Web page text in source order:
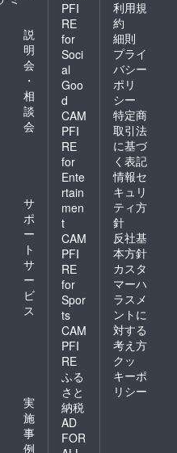
説
明
会
・
相
談
会
サ
ポ
ー
ト
サ
ー
ビ
ス
実
施
事
例
PFI
RE
for
Soci
al
Goo
d
CAM
PFI
RE
for
Ente
rtain
men
t
CAM
PFI
RE
for
Spor
ts
CAM
PFI
RE
ふる
さと
納税
AD
FOR
利用規
約
細則
プライ
バシー
ポリ
シー
特定商
取引法
に基づ
く表記
情報セ
キュリ
ティ方
針
反社基
本方針
カスタ
マーハ
ラスメ
ントに
対する
考え方
クッ
キーポ
リシー